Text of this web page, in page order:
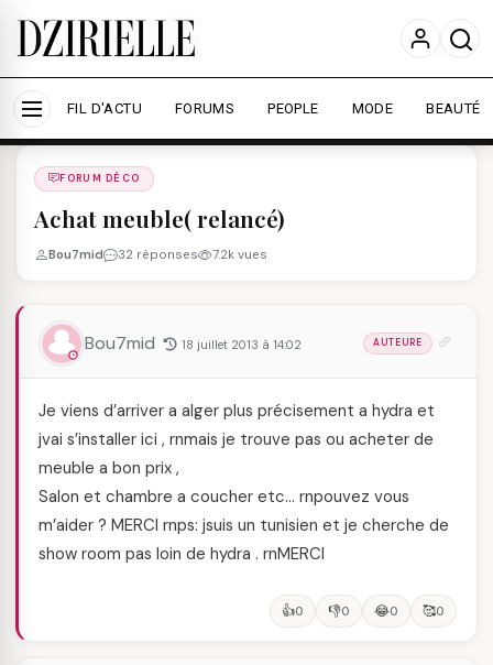
Nous utilisons des cookies pour améliorer votre
expérience et mesurer l'audience.
En savoir plus
Accepter tout Personnaliser
FIL D'ACTU FORUMS PEOPLE MODE BEAUTÉ
Forums
FORUM DÉCO
Achat meuble( relancé)
Bou7mid 32 réponses 7.2k vues
Bou7mid 18 juillet 2013 à 14:02 AUTEURE
Je viens d’arriver a alger plus précisement a hydra et
jvai s’installer ici , rnmais je trouve pas ou acheter de
meuble a bon prix ,
Salon et chambre a coucher etc… rnpouvez vous
m’aider ? MERCI rnps: jsuis un tunisien et je cherche de
show room pas loin de hydra . rnMERCI
👍0 👎0 😂0 🥰0